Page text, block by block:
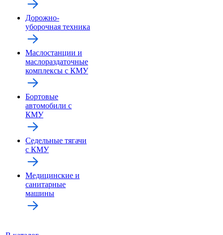
Дорожно-
уборочная техника
Маслостанции и
маслораздаточные
комплексы с КМУ
Бортовые
автомобили с
КМУ
Седельные тягачи
с КМУ
Медицинские и
санитарные
машины